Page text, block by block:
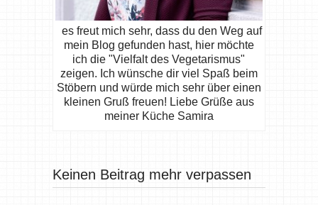
es freut mich sehr, dass du den Weg auf
mein Blog gefunden hast, hier möchte
ich die "Vielfalt des Vegetarismus"
zeigen. Ich wünsche dir viel Spaß beim
Stöbern und würde mich sehr über einen
kleinen Gruß freuen! Liebe Grüße aus
meiner Küche Samira
Keinen Beitrag mehr verpassen